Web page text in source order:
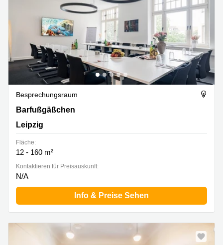
Besprechungsraum
Barfußgäßchen 12, Leipzig
Barfußgäßchen
Leipzig
Fläche:
12 - 160 m²
Kontaktieren für Preisauskunft:
N/A
Info & Preise Sehen